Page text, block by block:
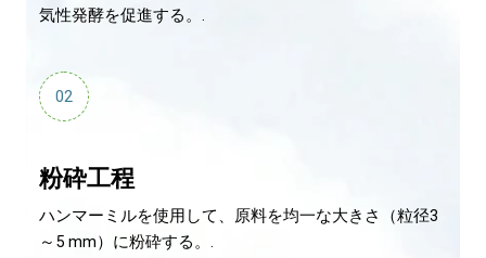
気性発酵を促進する。.
02
粉砕工程
ハンマーミルを使用して、原料を均一な大きさ（粒径3
～5 mm）に粉砕する。.